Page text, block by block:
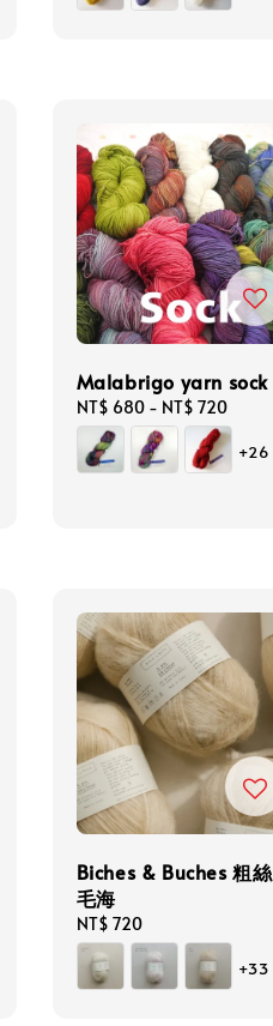
Malabrigo yarn sock
Regular
price
NT$ 680- NT$ 720
+26
Biches & Buches 粗絲
毛海
Regular
price
NT$ 720
+33